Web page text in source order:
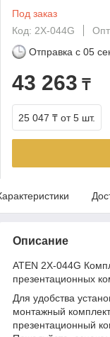
Под заказ
Код: 2X-044G
Отправка с 05
43 263 ₸
25 047 ₸ от 5 шт.
Описание
ATEN 2X-044G
презентационных
Для удобства
монтажный
презентационный